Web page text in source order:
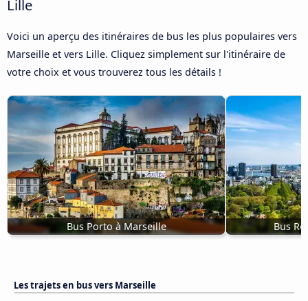
Lille
Voici un aperçu des itinéraires de bus les plus populaires vers
Marseille et vers Lille. Cliquez simplement sur l'itinéraire de
votre choix et vous trouverez tous les détails !
Bus Porto à Marseille Bus
Les trajets en bus vers Marseille